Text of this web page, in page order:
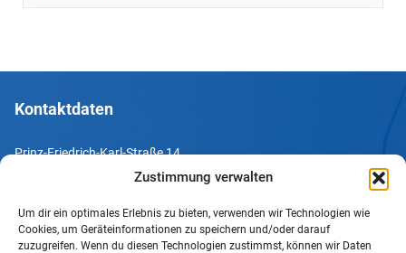
Zustimmung verwalten
Um dir ein optimales Erlebnis zu bieten, verwenden wir Technologien wie
Cookies, um Geräteinformationen zu speichern und/oder darauf
zuzugreifen. Wenn du diesen Technologien zustimmst, können wir Daten
Kontaktdaten
Prinz-Friedrich-Karl-Straße 14
Tel. +49 231 952052-10
Fax +49 231 952052-60